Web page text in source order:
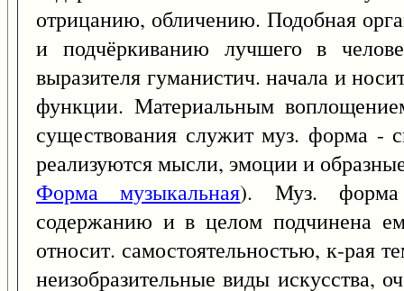
отрицанию, обличению. Подобная
и подчёркиванию лучшего в
выразителя гуманистич. начала и
функции. Материальным
существования служит муз. форма -
реализуются мысли, эмоции и
Форма музыкальная). Муз. форма
содержанию и в целом подчинена
относит. самостоятельностью, к-рая
неизобразительные виды искусства,